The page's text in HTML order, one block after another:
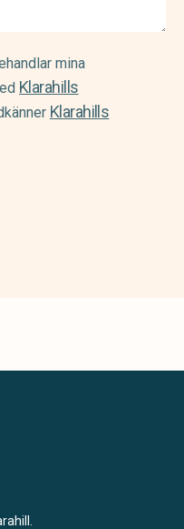
mina
Klarahills
Klarahills